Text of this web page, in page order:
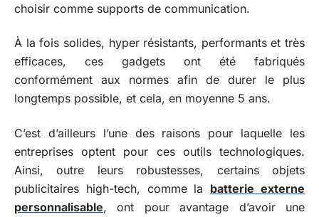
choisir comme supports de communication.
À la fois solides, hyper résistants, performants et très
efficaces, ces gadgets ont été fabriqués
conformément aux normes afin de durer le plus
longtemps possible, et cela, en moyenne 5 ans.
C’est d’ailleurs l’une des raisons pour laquelle les
entreprises optent pour ces outils technologiques.
Ainsi, outre leurs robustesses, certains objets
publicitaires high-tech, comme la batterie externe
personnalisable, ont pour avantage d’avoir une